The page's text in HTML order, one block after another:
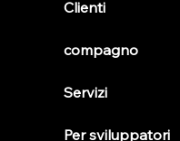
Clienti
compagno
Servizi
Per sviluppatori